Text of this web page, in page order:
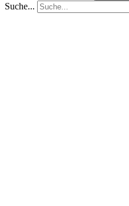
Suche...